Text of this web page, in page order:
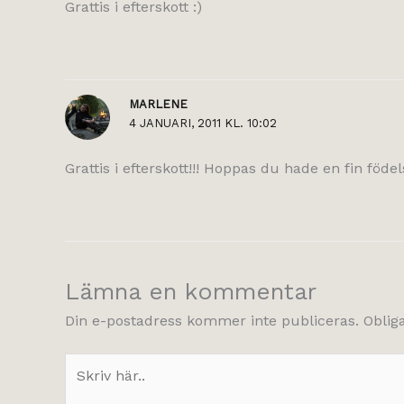
Grattis i efterskott :)
MARLENE
4 JANUARI, 2011 KL. 10:02
Grattis i efterskott!!! Hoppas du hade en fin
Lämna en kommentar
Din e-postadress kommer inte publiceras.
här..